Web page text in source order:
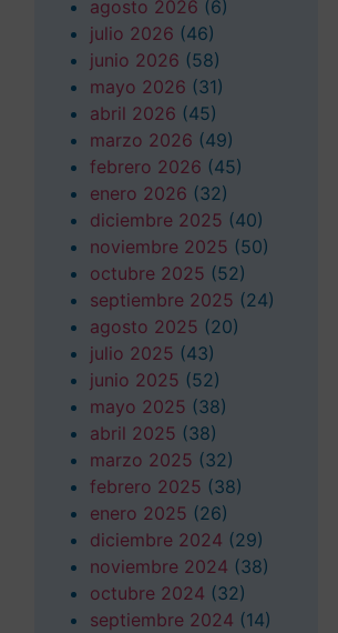
agosto 2026 (6)
julio 2026 (46)
junio 2026 (58)
mayo 2026 (31)
abril 2026 (45)
marzo 2026 (49)
febrero 2026 (45)
enero 2026 (32)
diciembre 2025 (40)
noviembre 2025 (50)
octubre 2025 (52)
septiembre 2025 (24)
agosto 2025 (20)
julio 2025 (43)
junio 2025 (52)
mayo 2025 (38)
abril 2025 (38)
marzo 2025 (32)
febrero 2025 (38)
enero 2025 (26)
diciembre 2024 (29)
noviembre 2024 (38)
octubre 2024 (32)
septiembre 2024 (14)